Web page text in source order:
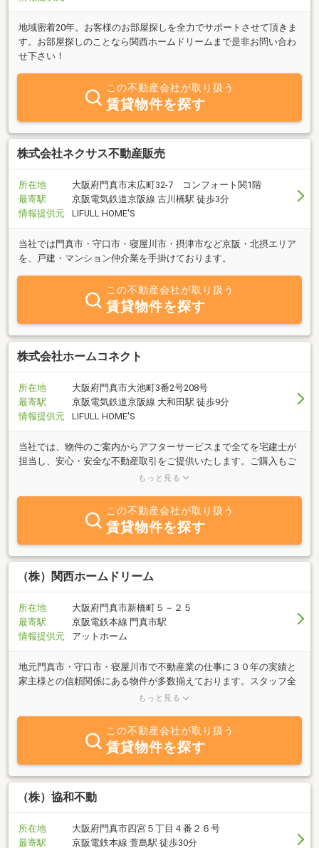
地域密着20年。お客様のお部屋探しを全力でサポートさせて頂きま
す。お部屋探しのことなら関西ホームドリームまで是非お問い合わ
せ下さい！
この不動産会社が取り扱う
賃貸物件を探す
株式会社ネクサス不動産販売
所在地
大阪府門真市末広町32-7 コンフォート関1階
最寄駅
京阪電気鉄道京阪線 古川橋駅 徒歩3分
情報提供元
LIFULL HOME'S
当社では門真市・守口市・寝屋川市・摂津市など京阪・北摂エリア
を、戸建・マンション仲介業を手掛けております。
この不動産会社が取り扱う
賃貸物件を探す
株式会社ホームコネクト
所在地
大阪府門真市大池町3番2号208号
最寄駅
京阪電気鉄道京阪線 大和田駅 徒歩9分
情報提供元
LIFULL HOME'S
当社では、物件のご案内からアフターサービスまで全てを宅建士が
担当し、安心・安全な不動産取引をご提供いたします。ご購入もご
売却も安心してお任せください。営業時間外でのご内見や各種ご相
もっと見る
この不動産会社が取り扱う
賃貸物件を探す
（株）関西ホームドリーム
所在地
大阪府門真市新橋町５－２５
最寄駅
京阪電鉄本線 門真市駅
情報提供元
アットホーム
地元門真市・守口市・寝屋川市で不動産業の仕事に３０年の実績と
家主様との信頼関係にある物件が多数揃えております。スタッフ全
員がベテランです。お客様用無料駐車場あり。賃貸と売買ともＯ
もっと見る
この不動産会社が取り扱う
賃貸物件を探す
（株）協和不動
所在地
大阪府門真市四宮５丁目４番２６号
最寄駅
京阪電鉄本線 萱島駅 徒歩30分